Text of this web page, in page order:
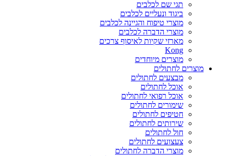
תגי שם לכלבים
ביגוד ונעליים לכלבים
מוצרי טיפוח והגיינה לכלבים
מוצרי הדברה לכלבים
מארזי שקיות לאיסוף צרכים
Kong
מוצרים מיוחדים
מוצרים לחתולים
מבצעים לחתולים
אוכל לחתולים
אוכל רפואי לחתולים
שימורים לחתולים
חטיפים לחתולים
שירותים לחתולים
חול לחתולים
צעצועים לחתולים
מוצרי הדברה לחתולים